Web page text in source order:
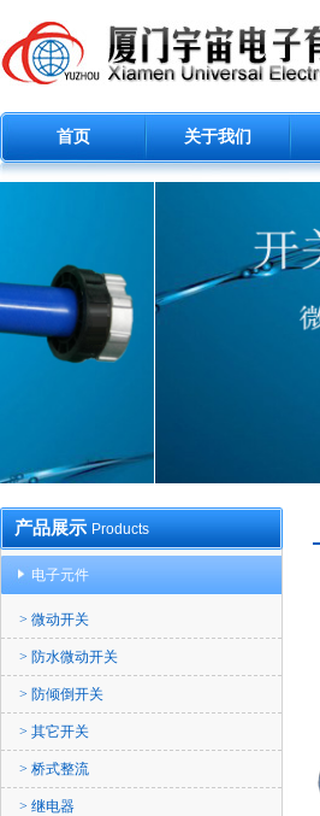
首页 关于我们
产品展示 Products
电子元件
> 微动开关
> 防水微动开关
> 防倾倒开关
> 其它开关
> 桥式整流
> 继电器